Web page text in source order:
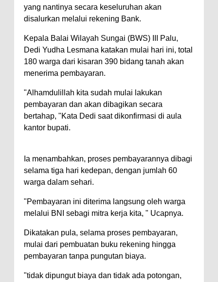
yang nantinya secara keseluruhan akan
disalurkan melalui rekening Bank.
Kepala Balai Wilayah Sungai (BWS) III Palu,
Dedi Yudha Lesmana katakan mulai hari ini, total
180 warga dari kisaran 390 bidang tanah akan
menerima pembayaran.
"Alhamdulillah kita sudah mulai lakukan
pembayaran dan akan dibagikan secara
bertahap, "Kata Dedi saat dikonfirmasi di aula
kantor bupati.
Ia menambahkan, proses pembayarannya dibagi
selama tiga hari kedepan, dengan jumlah 60
warga dalam sehari.
"Pembayaran ini diterima langsung oleh warga
melalui BNI sebagi mitra kerja kita, " Ucapnya.
Dikatakan pula, selama proses pembayaran,
mulai dari pembuatan buku rekening hingga
pembayaran tanpa pungutan biaya.
"tidak dipungut biaya dan tidak ada potongan,